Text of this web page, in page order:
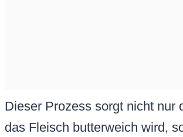
Dieser Prozess sorgt nicht nur
das Fleisch butterweich wird,